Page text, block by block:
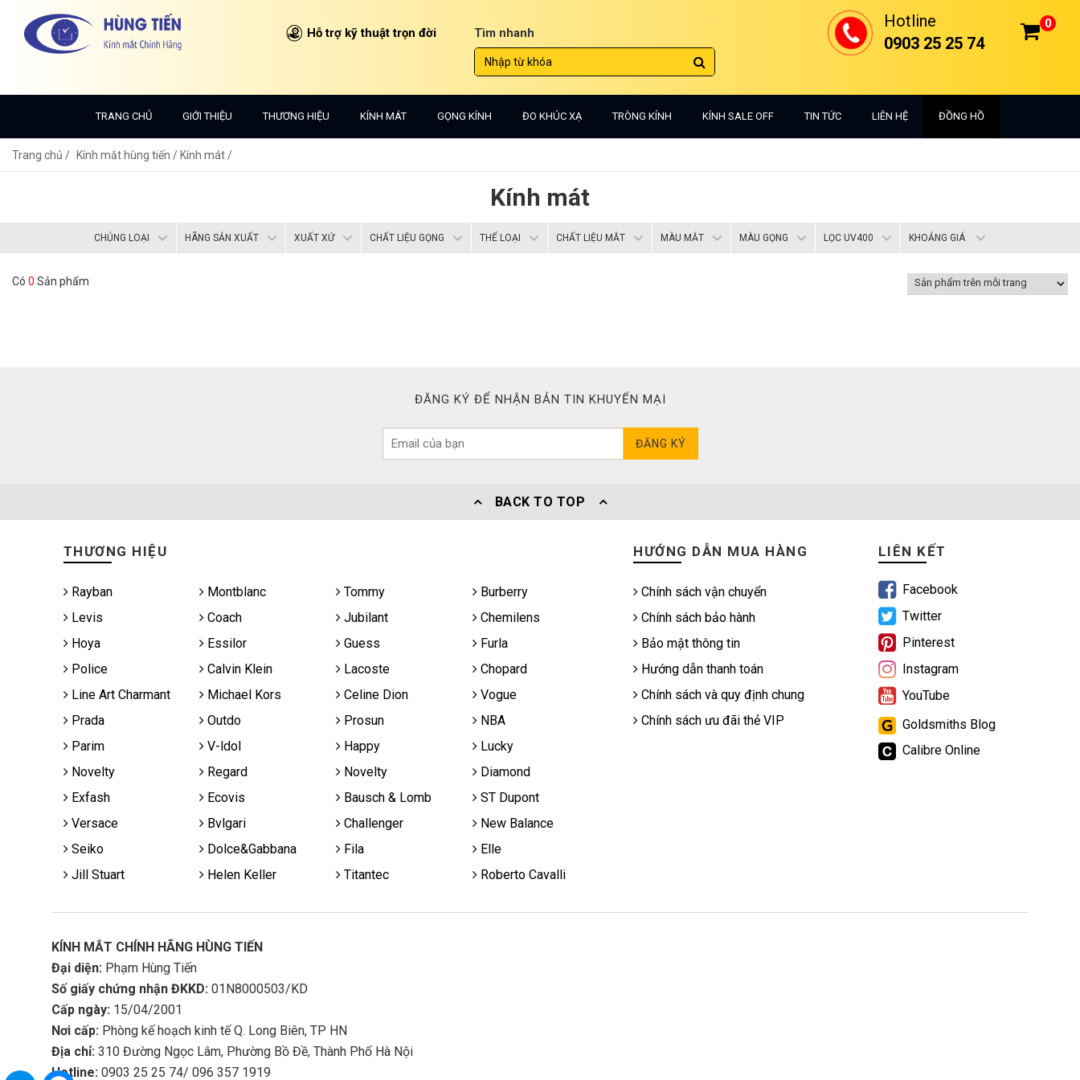
Hỗ trợ kỹ thuật trọn đời Tìm nhanh
0
Hotline
0903 25 25 74
TRANG CHỦ GIỚI THIỆU THƯƠNG HIỆU KÍNH MÁT GỌNG KÍNH ĐO KHÚC XẠ TRÒNG KÍNH KÍNH SALE OFF TIN TỨC LIÊN HỆ ĐỒNG HỒ
Trang chủ Kính mắt hùng tiến / Kính mát /
Kính mát
CHỦNG LOẠI HÃNG SẢN XUẤT XUẤT XỨ CHẤT LIỆU GỌNG THỂ LOẠI CHẤT LIỆU MẮT MÀU MẮT MÀU GỌNG LỌC UV400 KHOẢNG GIÁ
Có 0 Sản phẩm
ĐĂNG KÝ ĐỂ NHẬN BẢN TIN KHUYẾN MẠI
ĐĂNG KÝ
BACK TO TOP
THƯƠNG HIỆU
Rayban Montblanc Tommy
Burberry
Levis
Coach Jubilant
Chemilens
Hoya
Essilor Guess
Furla
Police
Calvin Klein Lacoste
Chopard
Line Art Charmant
Michael Kors Celine Dion
Vogue
Prada
Outdo Prosun
NBA
Parim
V-ldol Happy
Lucky
Novelty
Regard Novelty
Diamond
Exfash
Ecovis Bausch & Lomb
ST Dupont
Versace
Bvlgari Challenger
New Balance
Seiko
Dolce&Gabbana Fila
Elle
Jill Stuart
Helen Keller Titantec Roberto Cavalli
HƯỚNG DẪN MUA HÀNG
Chính sách vận chuyển
Chính sách bảo hành
Bảo mật thông tin
Hướng dẫn thanh toán
Chính sách và quy định chung
Chính sách ưu đãi thẻ VIP
LIÊN KẾT
Facebook
Twitter
Pinterest
Instagram
YouTube
Goldsmiths Blog
Calibre Online
KÍNH MẮT CHÍNH HÃNG HÙNG TIẾN
Đại diện:Phạm Hùng Tiến
Số giấy chứng nhận ĐKKD: 01N8000503/KD
Cấp ngày:15/04/2001
Nơi cấp: Phòng kế hoạch kinh tế Q. Long Biên, TP HN
Địa chỉ:310 Đường Ngọc Lâm, Phường Bồ Đề, Thành Phố Hà Nội
Hotline:0903 25 25 74/ 096 357 1919